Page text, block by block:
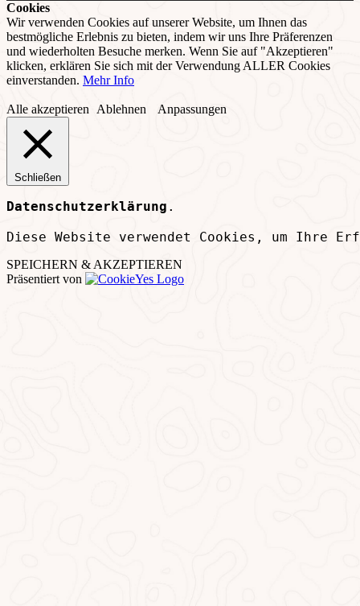
Cookies
Wir verwenden Cookies auf unserer Website, um Ihnen das
bestmögliche Erlebnis zu bieten, indem wir uns Ihre Präferenzen
und wiederholten Besuche merken. Wenn Sie auf "Akzeptieren"
klicken, erklären Sie sich mit der Verwendung ALLER Cookies
einverstanden. Mehr Info
Alle akzeptieren Ablehnen Anpassungen
Schließen
Datenschutzerklärung .
Diese Website verwendet Cookies, um Ihre
SPEICHERN & AKZEPTIEREN
Präsentiert von